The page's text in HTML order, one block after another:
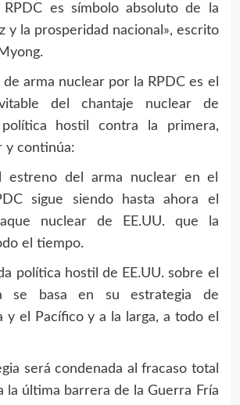
es símbolo absoluto de la
y la prosperidad nacional», escrito
arma nuclear por la RPDC es el
del chantaje nuclear de
hostil contra la primera,
y continúa:
del arma nuclear en el
sigue siendo hasta ahora el
nuclear de EE.UU. que la
el tiempo.
política hostil de EE.UU. sobre el
se basa en su estrategia de
y el Pacífico y a la larga, a todo el
será condenada al fracaso total
la última barrera de la Guerra Fría